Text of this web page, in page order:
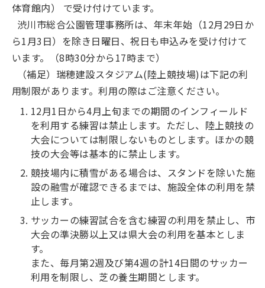
体育館内） で受け付けています。
渋川市総合公園管理事務所は、年末年始（12月29日か
ら1月3日）を除き日曜日、祝日も申込みを受け付けて
います。（8時30分から17時まで）
（補足）瑞穂建設スタジアム(陸上競技場)は下記の利
用制限があります。利用の際はご注意ください。
12月1日から4月上旬までの期間のインフィールド
を利用する練習は禁止します。ただし、陸上競技の
大会については制限しないものとします。ほかの競
技の大会等は基本的に禁止します。
競技場内に積雪がある場合は、スタンドを除いた施
設の融雪が確認できるまでは、施設全体の利用を禁
止します。
サッカーの練習試合を含む練習の利用を禁止し、市
大会の準決勝以上又は県大会の利用を基本としま
す。
また、毎月第2週及び第4週の計14日間のサッカー
利用を制限し、芝の養生期間とします。